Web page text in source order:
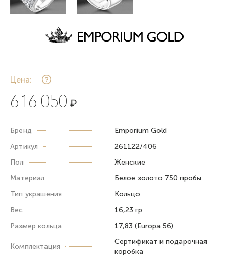
Цена:
616 050 ₽
Бренд
Emporium Gold
Артикул
261122/406
Пол
Женские
Материал
Белое золото 750 пробы
Тип украшения
Кольцо
Вес
16,23 гр
Размер кольца
17,83 (Europa 56)
Комплектация
Сертификат и подарочная
коробка